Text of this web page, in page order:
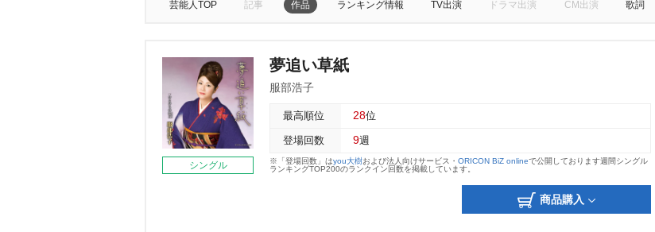
芸能人TOP 記事 作品 ランキング情報 TV出演 ドラマ出演 CM出演 歌詞
シングル
夢追い草紙
服部浩子
最高順位 28位
登場回数 9週
※「登場回数」はyou大樹および法人向けサービス・ ORICON BiZ onlineで公開しております週間シングル
ランキングTOP200のランクイン回数を掲載しています。
商品購入